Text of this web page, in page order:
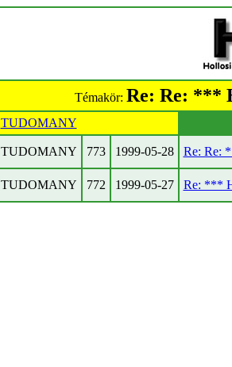
Témakör: Re: Re: ***
TUDOMANY
TUDOMANY 773 1999-05-28 Re: Re:
TUDOMANY 772 1999-05-27 Re: ***